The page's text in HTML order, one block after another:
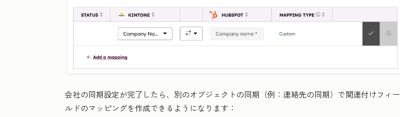
会社の同期設定が完了したら、別のオブジェクトの同期（例：連絡先の同期）で関連付けフィー
ルドのマッピングを作成できるようになります：